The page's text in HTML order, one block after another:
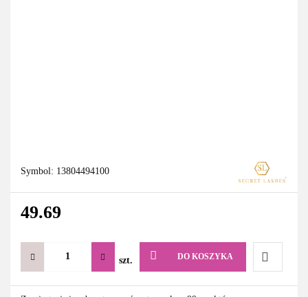
Symbol: 13804494100
49.69
szt. DO KOSZYKA
Do